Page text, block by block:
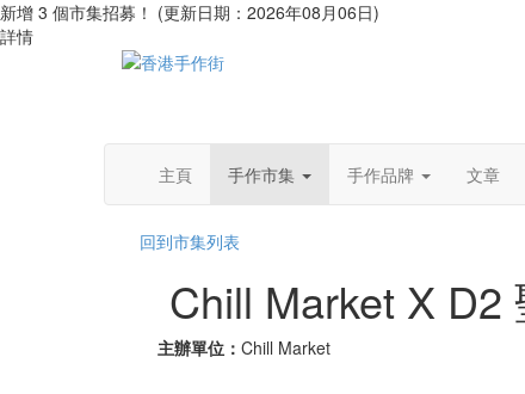
新增 3 個市集招募！ (更新日期：2026年08月06日)
詳情
主頁
手作市集 手作品牌 文章
回到市集列表
Chill Market X D2
主辦單位： Chill Market